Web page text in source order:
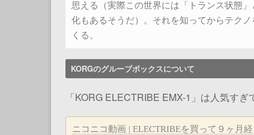
思える（実際この世界には「トランス状態
化もあるそうだ）。それを知ってからテク
くる。
KORGのグルーブボックスについて
「KORG ELECTRIBE EMX-1」は人気す
ニコニコ動画 | ELECTRIBEを買って９ヶ月